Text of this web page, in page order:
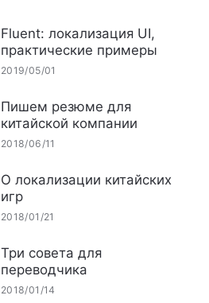
Fluent: локализация UI,
практические примеры
2019/05/01
Пишем резюме для
китайской компании
2018/06/11
О локализации китайских
игр
2018/01/21
Три совета для
переводчика
2018/01/14